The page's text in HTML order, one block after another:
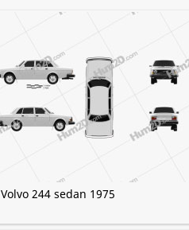
Volvo 244 sedan 1975